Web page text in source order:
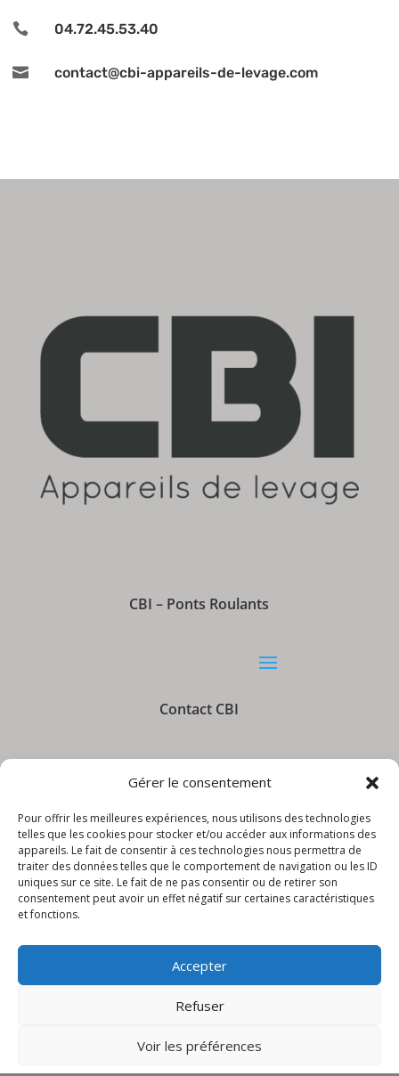
Gérer le consentement
Pour offrir les meilleures expériences, nous utilisons des technologies
telles que les cookies pour stocker et/ou accéder aux informations des
appareils. Le fait de consentir à ces technologies nous permettra de
traiter des données telles que le comportement de navigation ou les ID
uniques sur ce site. Le fait de ne pas consentir ou de retirer son
consentement peut avoir un effet négatif sur certaines caractéristiques
et fonctions.
Accepter
Refuser
Voir les préférences
 04.72.45.53.40
 contact@cbi-appareils-de-levage.com
CBI – Ponts Roulants
Contact CBI
Informations CBI
© CBI – Appareils de levage | site réalisé